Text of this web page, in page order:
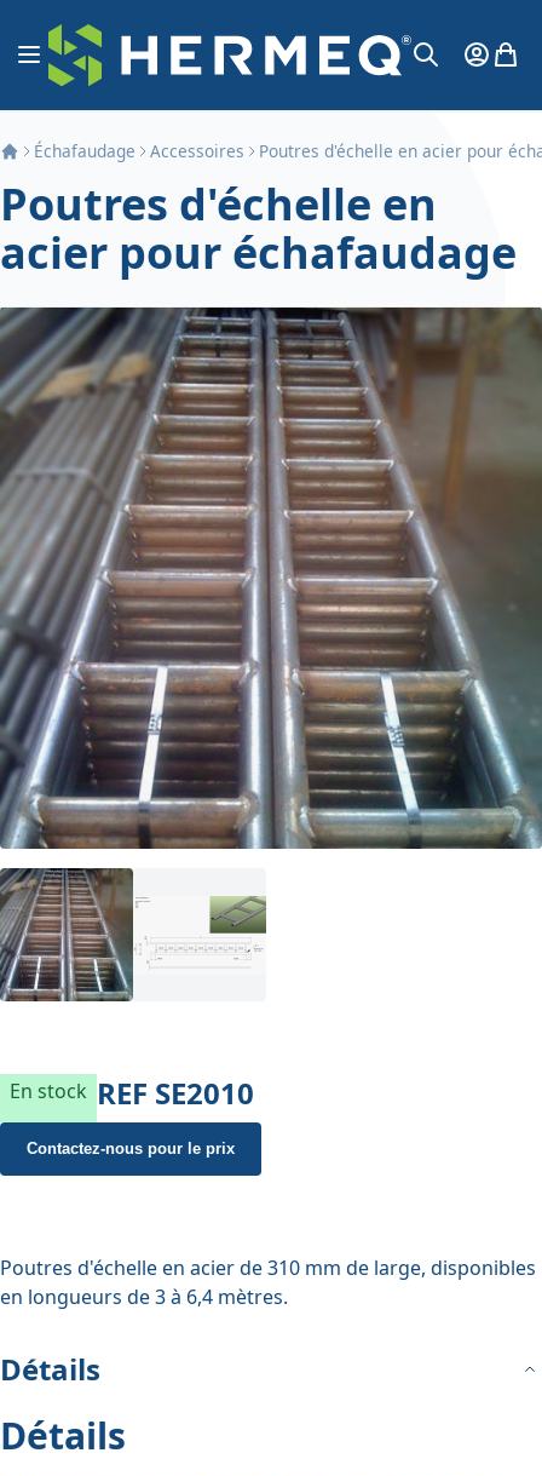
Aller au contenu
Affichage navigation
MonMon
Échafaudage Accessoires Poutres d'échelle en acier pour
Poutres d'échelle en
acier pour échafaudage
En stock REF SE2010
Contactez-nous pour le prix
Poutres d'échelle en acier de 310 mm de large, disponibles
en longueurs de 3 à 6,4 mètres.
Détails
Détails